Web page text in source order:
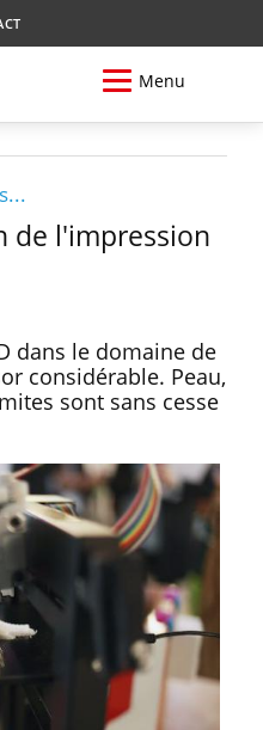
Menu
de l'impression
dans le domaine de
considérable. Peau,
sont sans cesse